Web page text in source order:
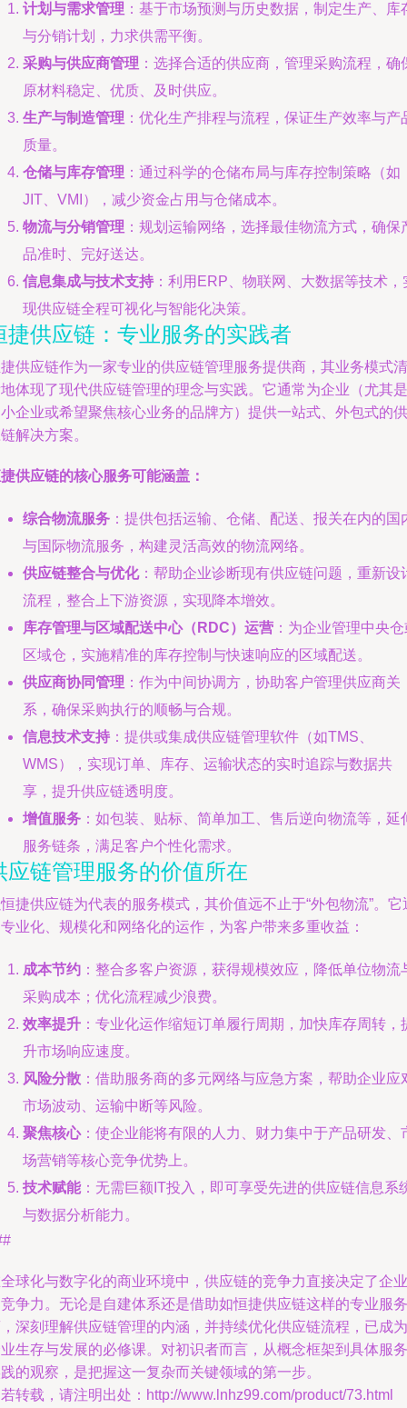
计划与需求管理 ：基于市场预测与历史数据，制定生产、库
与分销计划，力求供需平衡。
采购与供应商管理 ：选择合适的供应商，管理采购流程，确
原材料稳定、优质、及时供应。
生产与制造管理 ：优化生产排程与流程，保证生产效率与产
质量。
仓储与库存管理 ：通过科学的仓储布局与库存控制策略（如
JIT、VMI），减少资金占用与仓储成本。
物流与分销管理 ：规划运输网络，选择最佳物流方式，确保
品准时、完好送达。
信息集成与技术支持 ：利用ERP、物联网、大数据等技术，
现供应链全程可视化与智能化决策。
捷供应链：专业服务的实践者
供应链作为一家专业的供应链管理服务提供商，其业务模式清
体现了现代供应链管理的理念与实践。它通常为企业（尤其是
企业或希望聚焦核心业务的品牌方）提供一站式、外包式的供
解决方案。
供应链的核心服务可能涵盖：
综合物流服务 ：提供包括运输、仓储、配送、报关在内的国
与国际物流服务，构建灵活高效的物流网络。
供应链整合与优化：帮助企业诊断现有供应链问题，重新设
流程，整合上下游资源，实现降本增效。
库存管理与区域配送中心（RDC）运营 ：为企业管理中央
区域仓，实施精准的库存控制与快速响应的区域配送。
供应商协同管理 ：作为中间协调方，协助客户管理供应商关
系，确保采购执行的顺畅与合规。
信息技术支持 ：提供或集成供应链管理软件（如TMS、
WMS），实现订单、库存、运输状态的实时追踪与数据共
享，提升供应链透明度。
增值服务 ：如包装、贴标、简单加工、售后逆向物流等，延
服务链条，满足客户个性化需求。
应链管理服务的价值所在
捷供应链为代表的服务模式，其价值远不止于“外包物流”。它
业化、规模化和网络化的运作，为客户带来多重收益：
成本节约 ：整合多客户资源，获得规模效应，降低单位物流
采购成本；优化流程减少浪费。
效率提升 ：专业化运作缩短订单履行周期，加快库存周转，
升市场响应速度。
风险分散 ：借助服务商的多元网络与应急方案，帮助企业应
市场波动、运输中断等风险。
聚焦核心：使企业能将有限的人力、财力集中于产品研发、
场营销等核心竞争优势上。
技术赋能：无需巨额IT投入，即可享受先进的供应链信息系
与数据分析能力。
球化与数字化的商业环境中，供应链的竞争力直接决定了企业
争力。无论是自建体系还是借助如恒捷供应链这样的专业服务
深刻理解供应链管理的内涵，并持续优化供应链流程，已成为
生存与发展的必修课。对初识者而言，从概念框架到具体服务
的观察，是把握这一复杂而关键领域的第一步。
转载，请注明出处：http://www.lnhz99.com/product/73.html